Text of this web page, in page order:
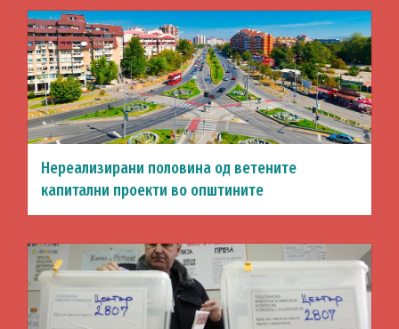
Нереализирани половина од ветените
капитални проекти во општините